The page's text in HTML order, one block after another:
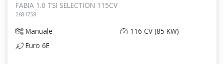
FABIA 1.0 TSI SELECTION 115CV
2681758
Manuale
116 CV (85 KW)
Euro 6E